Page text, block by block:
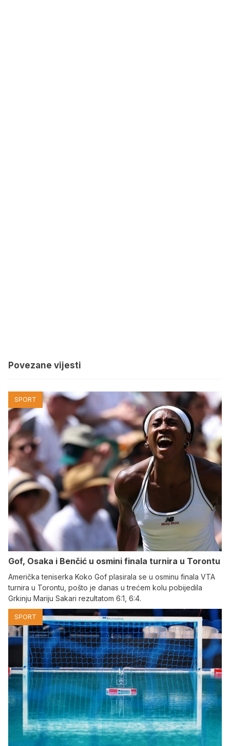
Povezane vijesti
SPORT
Gof, Osaka i Benčić u osmini finala turnira u Torontu
Američka teniserka Koko Gof plasirala se u osminu finala VTA
turnira u Torontu, pošto je danas u trećem kolu pobijedila
Grkinju Mariju Sakari rezultatom 6:1, 6:4.
SPORT